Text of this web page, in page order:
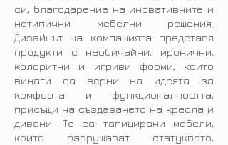
си, благодарение на иновативните и
нетипични мебелни решения.
Дизайнът на компанията представя
продукти с необичайни, иронични,
колоритни и игриви форми, които
винаги са верни на идеята за
комфорта и функционалността,
присъщи на създаването на кресла и
дивани. Те са тапицирани мебели,
които разрушават статуквото,